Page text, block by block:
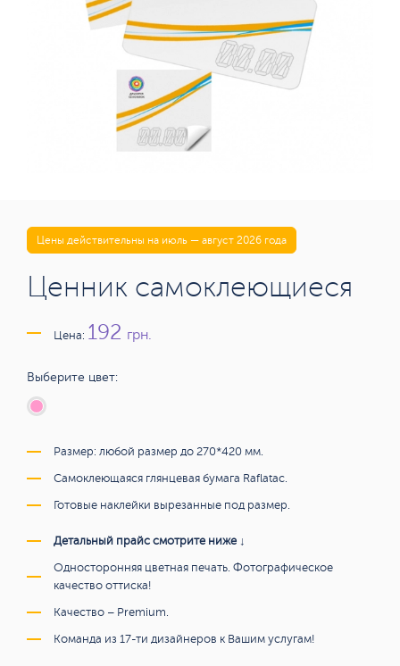
Цены действительны на июль — август 2026 года
Ценник самоклеющиеся
Цена: 192 грн.
Выберите цвет:
Размер: любой размер до 270*420 мм.
Самоклеющаяся глянцевая бумага Raflatac.
Готовые наклейки вырезанные под размер.
Детальный прайс смотрите ниже ↓
Односторонняя цветная печать. Фотографическое
качество оттиска!
Качество – Premium.
Команда из 17-ти дизайнеров к Вашим услугам!